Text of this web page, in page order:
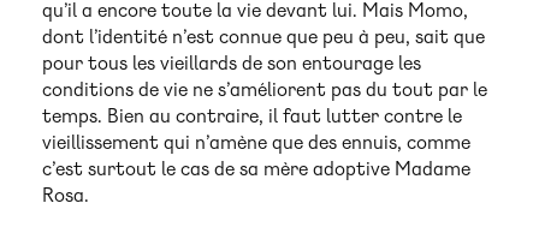
qu’il a encore toute la vie devant lui. Mais Momo,
dont l’identité n’est connue que peu à peu, sait que
pour tous les vieillards de son entourage les
conditions de vie ne s’améliorent pas du tout par le
temps. Bien au contraire, il faut lutter contre le
vieillissement qui n’amène que des ennuis, comme
c’est surtout le cas de sa mère adoptive Madame
Rosa.